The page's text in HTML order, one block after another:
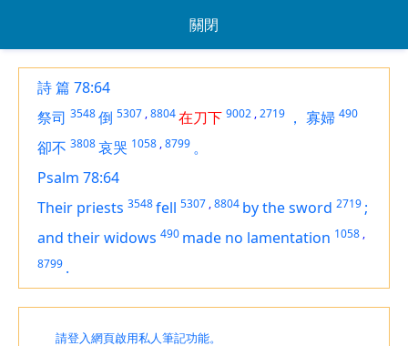
關閉
詩 篇 78:64
祭司 3548倒 5307 ,8804在刀下 9002 ,2719 ， 寡婦 490
卻不 3808哀哭 1058 ,8799 。
Psalm 78:64
Their priests 3548fell 5307 ,8804 by the sword 2719 ;
and their widows 490 made no lamentation 1058 ,
8799 .
請登入網頁啟用私人筆記功能。